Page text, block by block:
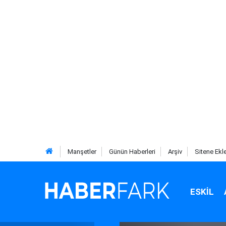
Manşetler Günün Haberleri Arşiv Sitene
ESKIL